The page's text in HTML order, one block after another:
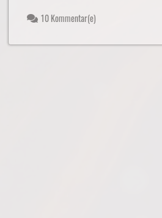
10 Kommentar(e)